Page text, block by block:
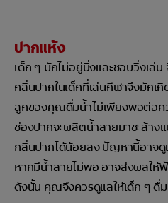
ปากแห้ง
เด็ก ๆ มักไม่อยู่นิ่งและชอบวิ่งเล่
กลิ่นปากในเด็กที่เล่นกีฬาจึงมักเ
ลูกของคุณดื่มน้ำไม่เพียงพอต่อค
ช่องปากจะผลิตน้ำลายมาชะล้าง
กลิ่นปากได้น้อยลง ปัญหานี้อาจดู
หากมีน้ำลายไม่พอ อาจส่งผลให้
ดังนั้น คุณจึงควรดูแลให้เด็ก ๆ ดื่